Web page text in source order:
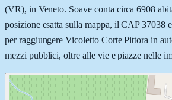
(VR), in Veneto. Soave conta circa 6908
posizione esatta sulla mappa, il CAP 37038
per raggiungere Vicoletto Corte Pittora in
mezzi pubblici, oltre alle vie e piazze nelle